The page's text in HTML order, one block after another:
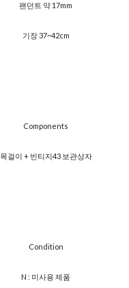
팬던트 약 17mm
기장 37~42cm
Components
목걸이 + 빈티지43 보관상자
Condition
N : 미사용 제품